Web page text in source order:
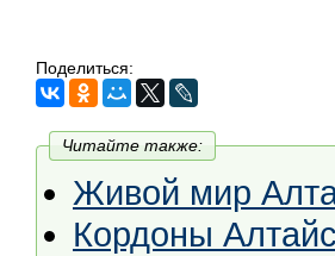
Поделиться:
Читайте также:
Живой мир
Кордоны